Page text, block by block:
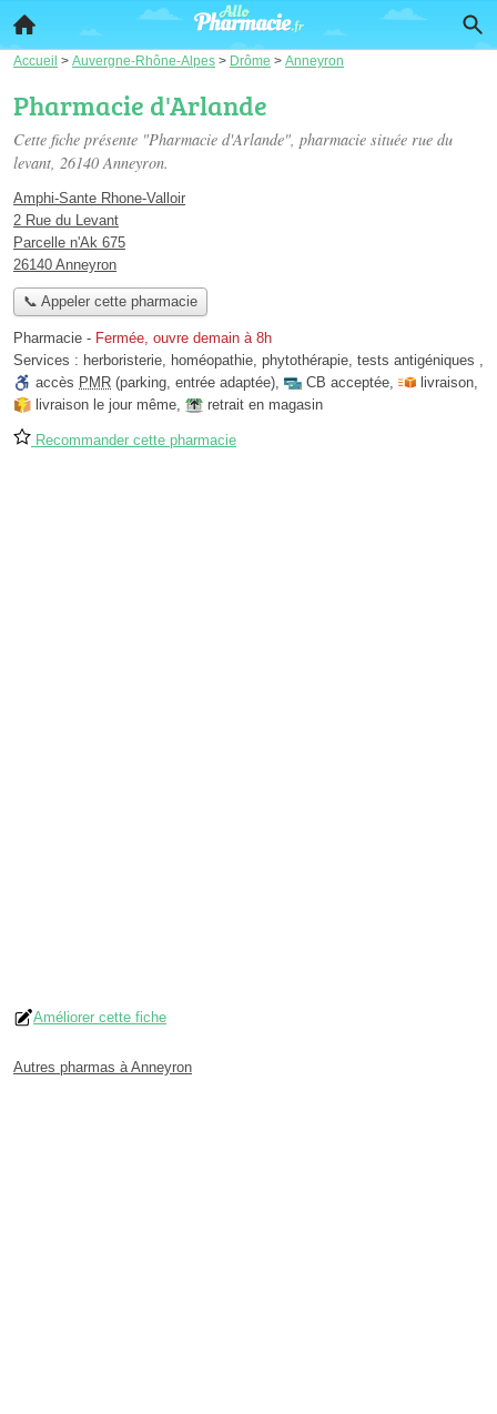
Accueil > Auvergne-Rhône-Alpes > Drôme > Anneyron
Pharmacie d'Arlande
Cette fiche présente "Pharmacie d'Arlande", pharmacie située rue du
levant, 26140 Anneyron.
Amphi-Sante Rhone-Valloir
2 Rue du Levant
Parcelle n'Ak 675
26140 Anneyron
📞 Appeler cette pharmacie
Pharmacie - Fermée, ouvre demain à 8h
Services : herboristerie, homéopathie, phytothérapie, tests antigéniques ,
accès PMR (parking, entrée adaptée), CB acceptée, livraison,
livraison le jour même, retrait en magasin
Recommander cette pharmacie
Améliorer cette fiche
Autres pharmas à Anneyron